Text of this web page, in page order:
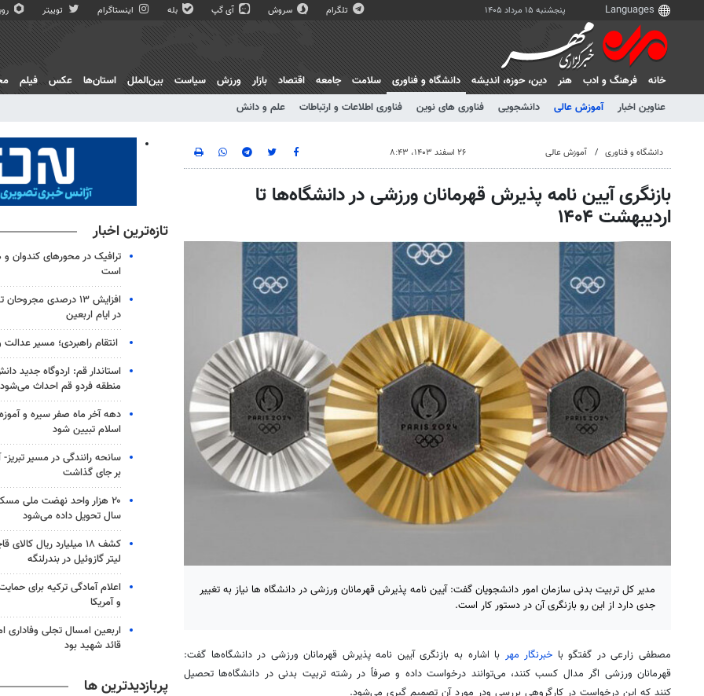
پنجشنبه ۱۵ مرداد ۱۴۰۵ تلگرام سروش آی گپ بله اینستاگرام توییتر
خانه فرهنگ و ادب هنر دين، حوزه، انديشه
دانشگاه و فناوری
عناوین اخبار
آموزش عالی دانشجویی فناوری های نوین فناوری اطلاعات و ارتباطات علم و دانش
سلامت جامعه اقتصاد بازار ورزش سیاست بین‌الملل استان‌ها عکس فیلم
دانشگاه و فناوری آموزش عالی ۲۶ اسفند ۱۴۰۳، ۸:۴۳
بازنگری آیین نامه پذیرش قهرمانان ورزشی در دانشگاه‌ها تا
اردیبهشت ۱۴۰۴
مدیر کل تربیت بدنی سازمان امور دانشجویان گفت: آیین نامه پذیرش قهرمانان ورزشی در دانشگاه ها نیاز به تغییر
جدی دارد از این رو بازنگری آن در دستور کار است.
مصطفی زارعی در گفتگو با خبرنگار مهر با اشاره به بازنگری آیین نامه پذیرش قهرمانان ورزشی در دانشگاه‌ها گفت:
قهرمانان ورزشی اگر مدال کسب کنند، می‌توانند درخواست داده و صرفاً در رشته تربیت بدنی در دانشگاه‌ها تحصیل
تازه‌ترین اخبار
ترافیک در محورهای کندوان
است
افزایش ۱۳ درصدی
در ایام اربعین
انتقام راهبردی؛ مسیر
استاندار قم: اردوگاه جدید
منطقه فردو قم احداث می‌شود
دهه آخر ماه صفر سیره و
اسلام تبیین شود
بر جای گذاشت
۲۰ هزار واحد نهضت ملی
سال تحویل داده می‌شود
لیتر گازوئیل در بندرلنگه
اعلام آمادگی ترکیه برای
و آمریکا
اربعین امسال تجلی وفاداری
قائد شهید بود
پربازدیدترین ها